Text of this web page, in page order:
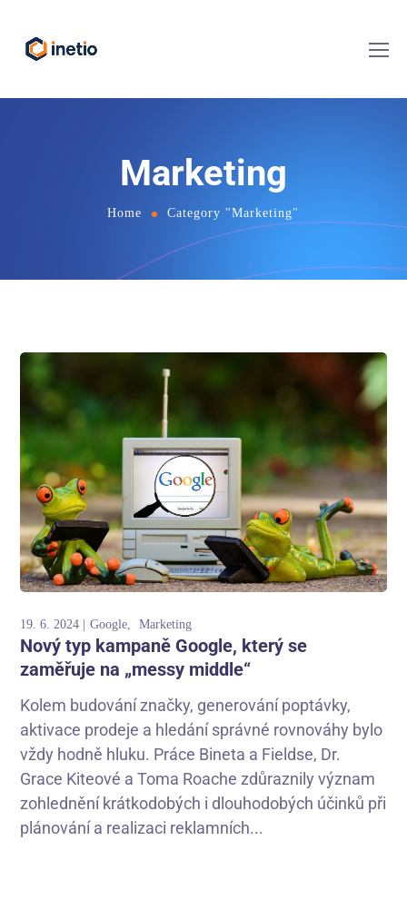
Marketing
Home Category "Marketing"
19. 6. 2024 Google Marketing
Nový typ kampaně Google, který se
zaměřuje na „messy middle“
Kolem budování značky, generování poptávky,
aktivace prodeje a hledání správné rovnováhy bylo
vždy hodně hluku. Práce Bineta a Fieldse, Dr.
Grace Kiteové a Toma Roache zdůraznily význam
zohlednění krátkodobých i dlouhodobých účinků při
plánování a realizaci reklamních...